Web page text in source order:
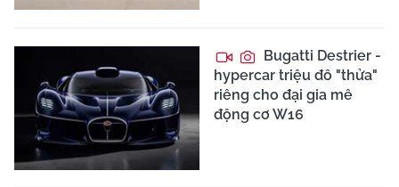
Bugatti Destrier -
hypercar triệu đô "thửa"
riêng cho đại gia mê
động cơ W16